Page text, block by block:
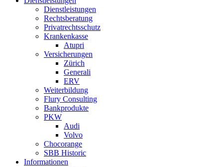
Dienstleistungen
Rechtsberatung
Privatrechtsschutz
Krankenkasse
Atupri
Versicherungen
Zürich
Generali
ERV
Weiterbildung
Flury Consulting
Bankprodukte
PKW
Audi
Volvo
Chocorange
SBB Historic
Informationen